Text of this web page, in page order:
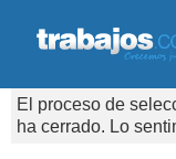
El proceso de
ha cerrado. Lo